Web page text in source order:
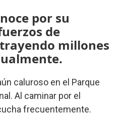
por su
de
millones
caluroso en el Parque
Al caminar por el
frecuentemente.